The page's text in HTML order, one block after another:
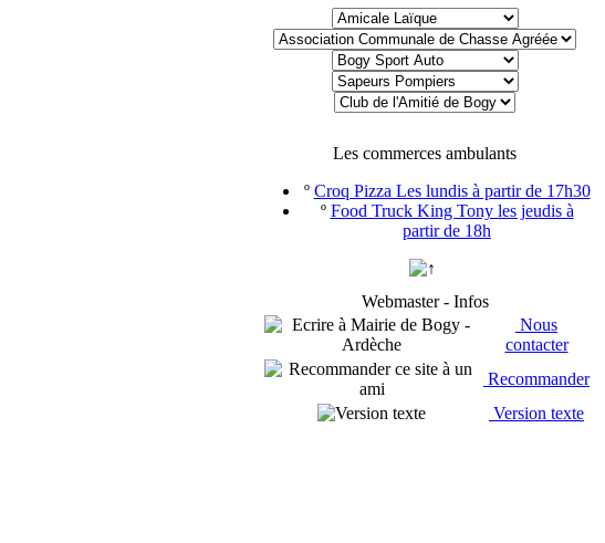
Les commerces ambulants
º Croq Pizza Les lundis à partir de 17h30
º Food Truck King Tony les jeudis à
partir de 18h
Webmaster - Infos
Nous
contacter
Recommander
Version texte